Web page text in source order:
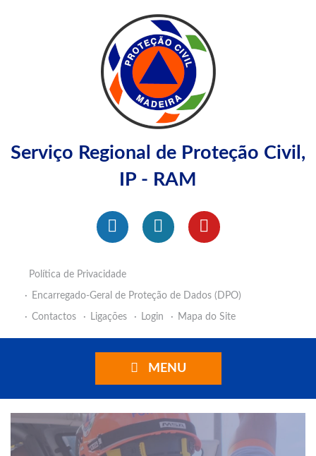
Serviço Regional de Proteção Civil,
IP - RAM
Política de Privacidade
Encarregado-Geral de Proteção de Dados (DPO)
Contactos
Ligações Login Mapa do Site
MENU